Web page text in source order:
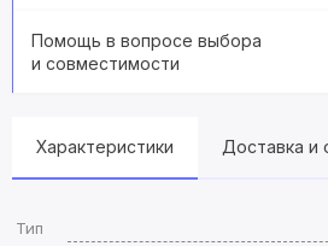
Помощь в вопросе выбора
и совместимости
Характеристики Доставка и
Тип